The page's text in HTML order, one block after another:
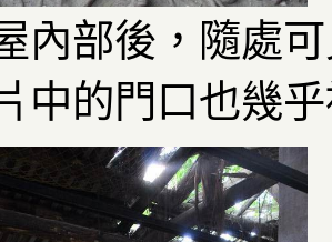
內部後，隨處
中的門口也幾